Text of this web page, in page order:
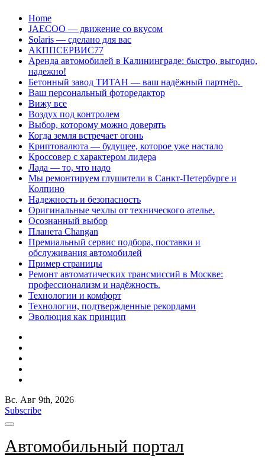
Перейти
содержанию
Home
JAECOO — движение со вкусом
Solaris — сделано для вас
АКППСЕРВИС77
Аренда автомобилей в Калининграде: быстро, выгодно,
надежно!
Бетонный завод ТИТАН — ваш надёжный партнёр.
Ваш персональный фоторедактор
Вижу все
Воздух под контролем
Выбор, которому можно доверять
Когда земля встречает огонь
Криптовалюта — будущее, которое уже настало
Кроссовер с характером лидера
Лада — то, что надо
Мы ремонтируем глушители в Санкт-Петербурге и
Колпино
Надежность и безопасность
Оригинальные чехлы от технического ателье.
Осознанный выбор
Планета Changan
Премиальный сервис подбора, поставки и
обслуживания автомобилей
Пример страницы
Ремонт автоматических трансмиссий в Москве:
профессионализм и надёжность.
Технологии и комфорт
Технологии, подтвержденные рекордами
Эволюция как принцип
Вс. Авг 9th, 2026
Subscribe
Автомобильный портал